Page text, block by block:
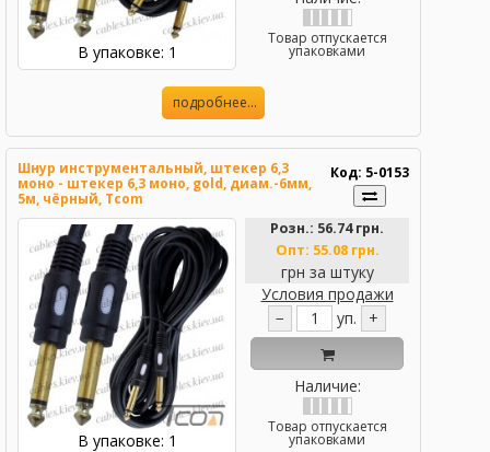
В упаковке: 1
Товар отпускается
упаковками
подробнее...
Шнур инструментальный, штекер 6,3
моно - штекер 6,3 моно, gold, диам.-6мм,
5м, чёрный, Tcom
Код: 5-0153
В упаковке: 1
Розн.: 56.74 грн.
Опт: 55.08 грн.
грн за штуку
Условия продажи
−
уп. +
Наличие:
Товар отпускается
упаковками